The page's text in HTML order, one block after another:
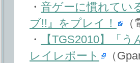
・ 音ゲーに慣れてい
ブ!!』をプレイ！
・
【TGS2010】「
レイレポート
（